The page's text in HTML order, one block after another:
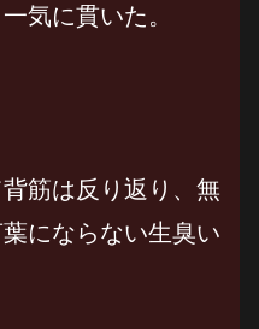
気に貫いた。
筋は反り返り、無
にならない生臭い